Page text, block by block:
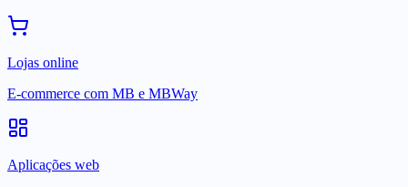
Lojas online
E-commerce com MB e MBWay
Aplicações web